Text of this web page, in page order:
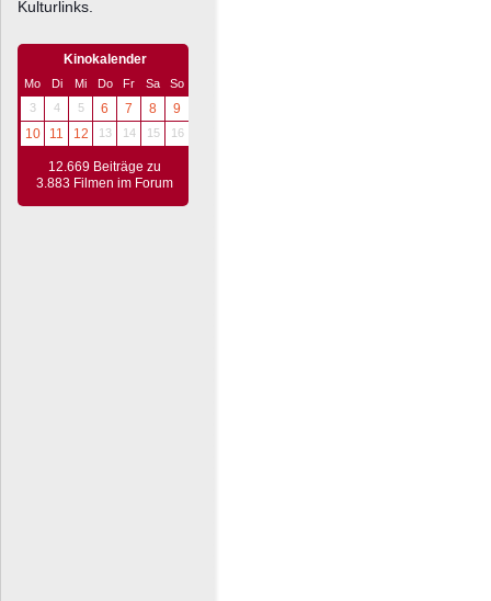
Kulturlinks.
Kinokalender
Mo Di Mi Do Fr Sa
So
3
4 5 6 7 8
9
10
11 12 13 14 15 16
12.669 Beiträge zu
3.883 Filmen im Forum